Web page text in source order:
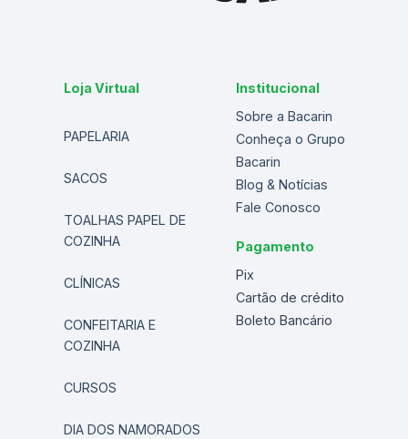
Loja Virtual
PAPELARIA
SACOS
TOALHAS PAPEL DE
COZINHA
CLÍNICAS
CONFEITARIA E
COZINHA
CURSOS
DIA DOS NAMORADOS
Institucional
Sobre a Bacarin
Conheça o Grupo
Bacarin
Blog & Notícias
Fale Conosco
Pagamento
Pix
Cartão de crédito
Boleto Bancário